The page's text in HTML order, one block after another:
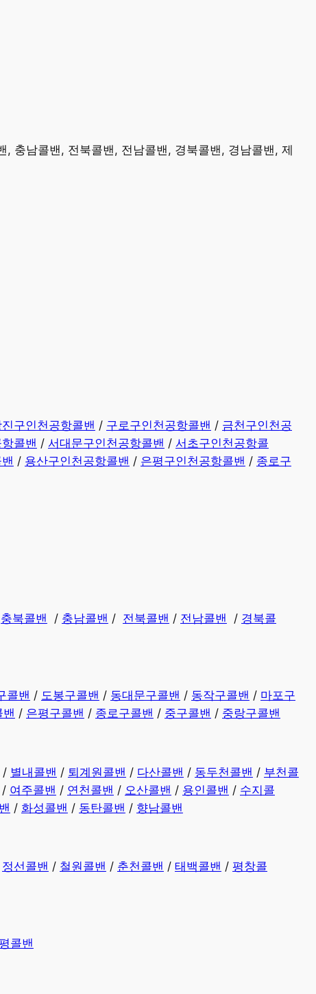
충남콜밴, 전북콜밴, 전남콜밴, 경북콜밴, 경남콜밴, 제
진구인천공항콜밴 / 구로구인천공항콜밴 / 금천구인천공
콜밴 / 서대문구인천공항콜밴 / 서초구인천공항콜
/ 용산구인천공항콜밴 / 은평구인천공항콜밴 / 종로구
충북콜밴 / 충남콜밴 / 전북콜밴 / 전남콜밴 / 경북콜
콜밴 / 도봉구콜밴 / 동대문구콜밴 / 동작구콜밴 / 마포구
밴 / 은평구콜밴 / 종로구콜밴 / 중구콜밴 / 중랑구콜밴
/ 별내콜밴 / 퇴계원콜밴 / 다산콜밴 / 동두천콜밴 / 부천콜
/ 여주콜밴 / 연천콜밴 / 오산콜밴 / 용인콜밴 / 수지콜
/ 화성콜밴 / 동탄콜밴 / 향남콜밴
정선콜밴 / 철원콜밴 / 춘천콜밴 / 태백콜밴 / 평창콜
콜밴